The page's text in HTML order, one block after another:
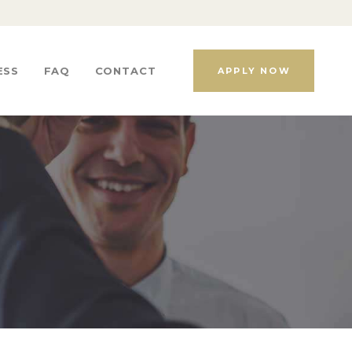
FAQ CONTACT APPLY NOW